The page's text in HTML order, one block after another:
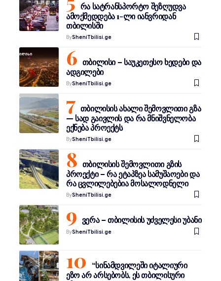
რა სატრანსპორტო შეზღუდვა
ამოქმედდება 1-ლი იანვრიდან
თბილისში
BySheniTbilisi.ge
თბილისი – საუკეთესო ხედები და
ადგილები
BySheniTbilisi.ge
თბილისის ახალი შემოვლითი გზა
— სად გაივლის და რა მნიშვნელობა
ექნება პროექტს
BySheniTbilisi.ge
თბილისის შემოვლითი გზის
პროექტი – რა ეტაპზეა სამუშაოები და
რა ცვლილებებია მოსალოდნელი
BySheniTbilisi.ge
ვერა – თბილისის უძველესი უბანი
BySheniTbilisi.ge
“სინამდვილეში იტალიური
ეზო არ არსებობს, ეს თბილისური